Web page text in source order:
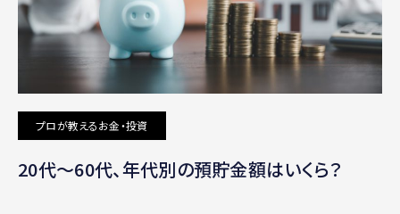
プロが教えるお金・投資
20代〜60代、年代別の預貯金額はいくら？